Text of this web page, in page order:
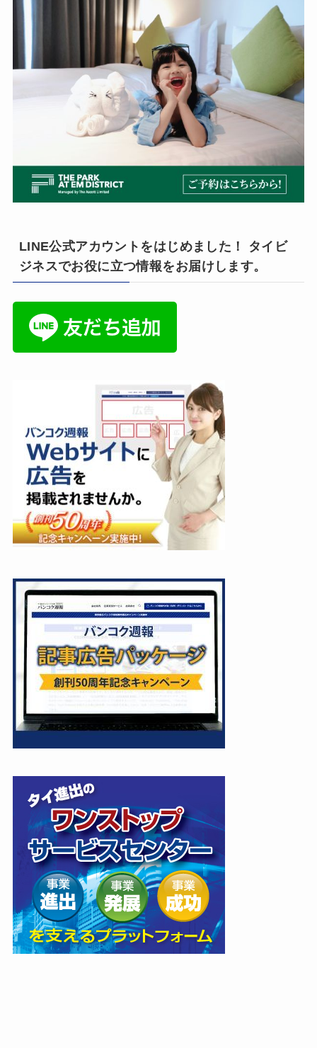
LINE公式アカウントをはじめました！ タイビ
ジネスでお役に立つ情報をお届けします。